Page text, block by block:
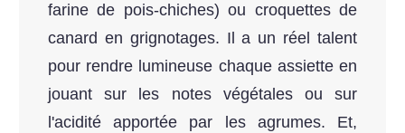
farine de pois-chiches) ou croquettes de
canard en grignotages. Il a un réel talent
pour rendre lumineuse chaque assiette en
jouant sur les notes végétales ou sur
l'acidité apportée par les agrumes. Et,